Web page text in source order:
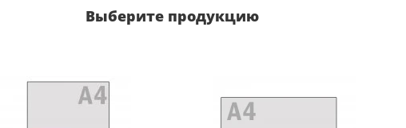
Выберите продукцию